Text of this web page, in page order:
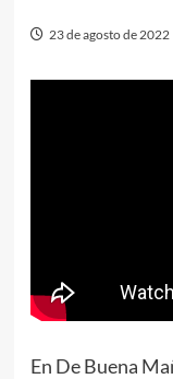
23 de agosto de 2022
En De Buena